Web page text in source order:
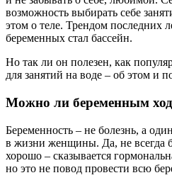
возможность выбирать себе
этом о теле. Трендом последних
беременных стал бассейн.
Но так ли он полезен, как
для занятий на воде – об этом и
Можно ли беременным
Беременность – не болезнь, а
в жизни женщины. Да, не всегда
хорошо – сказывается
но это не повод провести всю